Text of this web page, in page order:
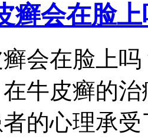
癣会在脸上
会在脸上
牛皮癣的
的心理承